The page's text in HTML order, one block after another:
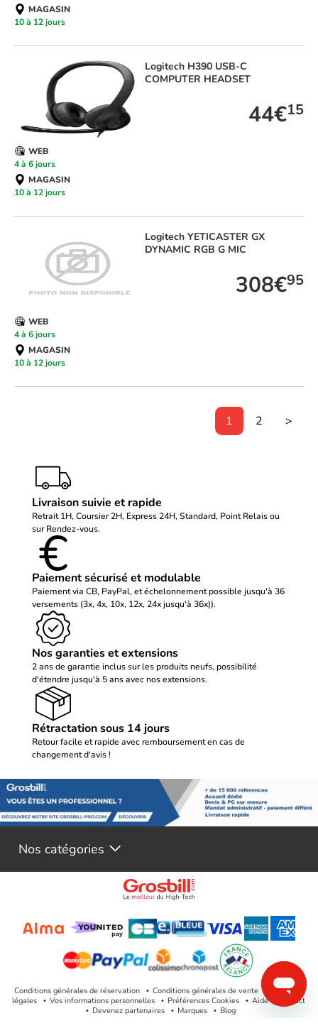
MAGASIN
10 à 12 jours
Logitech H390 USB-C
COMPUTER HEADSET
44€15
WEB
4 à 6 jours
MAGASIN
10 à 12 jours
Logitech YETICASTER GX
DYNAMIC RGB G MIC
308€95
WEB
4 à 6 jours
MAGASIN
10 à 12 jours
1 2 >
Livraison suivie et rapide
Retrait 1H, Coursier 2H, Express 24H, Standard, Point Relais ou
sur Rendez-vous.
Paiement sécurisé et modulable
Paiement via CB, PayPal, et échelonnement possible jusqu'à 36
versements (3x, 4x, 10x, 12x, 24x jusqu'à 36x)).
Nos garanties et extensions
2 ans de garantie inclus sur les produits neufs, possibilité
d'étendre jusqu'à 5 ans avec nos extensions.
Rétractation sous 14 jours
Retour facile et rapide avec remboursement en cas de
changement d'avis !
Nos catégories
Conditions générales de réservation Conditions générales de vente
Mentions
légales
Vos informations personnelles Préférences Cookies
Aide & Contact
Devenez partenaires
Marques Blog